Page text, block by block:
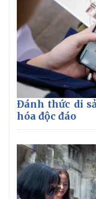
Đánh thức di
hóa độc đáo